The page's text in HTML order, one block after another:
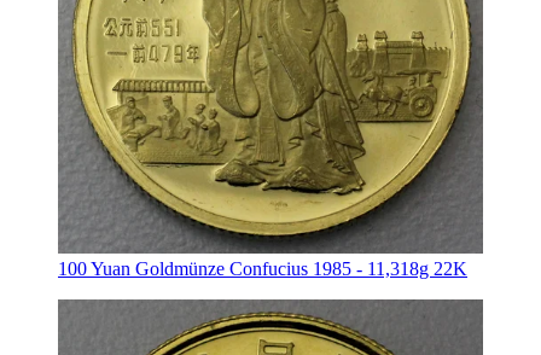
100 Yuan Goldmünze Confucius 1985 - 11,318g 22K